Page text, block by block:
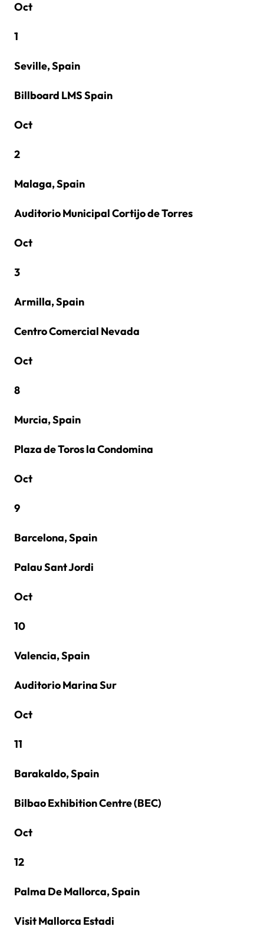
Oct
1
Seville, Spain
Billboard LMS Spain
Oct
2
Malaga, Spain
Auditorio Municipal Cortijo de Torres
Oct
3
Armilla, Spain
Centro Comercial Nevada
Oct
8
Murcia, Spain
Plaza de Toros la Condomina
Oct
9
Barcelona, Spain
Palau Sant Jordi
Oct
10
Valencia, Spain
Auditorio Marina Sur
Oct
11
Barakaldo, Spain
Bilbao Exhibition Centre (BEC)
Oct
12
Palma De Mallorca, Spain
Visit Mallorca Estadi